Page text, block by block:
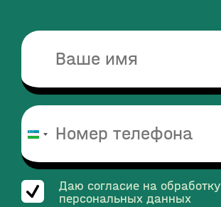
Узбекистан
Даю согласие на обработку
персональных данных